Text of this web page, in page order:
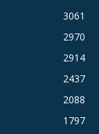
3061
2970
2914
2437
2088
1797